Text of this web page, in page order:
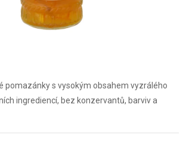
pomazánky s vysokým obsahem vyzrálého
ingrediencí, bez konzervantů, barviv a